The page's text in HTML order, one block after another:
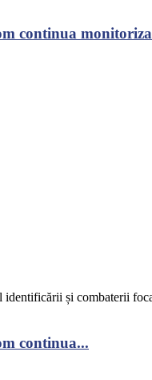
continua
și combaterii
continua...